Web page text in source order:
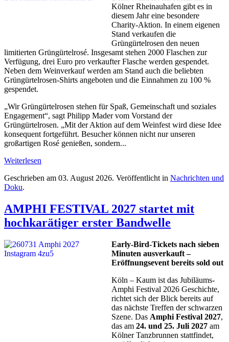
Kölner Rheinauhafen gibt es in
diesem Jahr eine besondere
Charity-Aktion. In einem eigenen
Stand verkaufen die
Grüngürtelrosen den neuen
limitierten Grüngürtelrosé. Insgesamt stehen 2000 Flaschen zur
Verfügung, drei Euro pro verkaufter Flasche werden gespendet.
Neben dem Weinverkauf werden am Stand auch die beliebten
Grüngürtelrosen-Shirts angeboten und die Einnahmen zu 100 %
gespendet.
„Wir Grüngürtelrosen stehen für Spaß, Gemeinschaft und soziales
Engagement“, sagt Philipp Mader vom Vorstand der
Grüngürtelrosen. „Mit der Aktion auf dem Weinfest wird diese Idee
konsequent fortgeführt. Besucher können nicht nur unseren
großartigen Rosé genießen, sondern...
Weiterlesen
Geschrieben am 03. August 2026. Veröffentlicht in Nachrichten und
Doku.
AMPHI FESTIVAL 2027 startet mit
hochkarätiger erster Bandwelle
Early-Bird-Tickets nach sieben
Minuten ausverkauft –
Eröffnungsevent bereits sold out
Köln – Kaum ist das Jubiläums-
Amphi Festival 2026 Geschichte,
richtet sich der Blick bereits auf
das nächste Treffen der schwarzen
Szene. Das Amphi Festival 2027,
das am 24. und 25. Juli 2027 am
Kölner Tanzbrunnen stattfindet,